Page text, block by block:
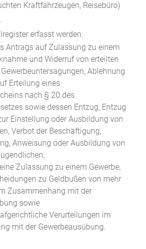
Kraftfahrzeugen, Reisebüro)
erfasst werden:
Antrags auf Zulassung zu einem
und Widerruf von erteilten
Ablehnung
Erteilung eines
nach § 20 des
sowie dessen Entzug, Entzug
Einstellung oder Ausbildung von
Verbot der Beschäftigung,
Anweisung oder Ausbildung von
Zulassung zu einem Gewerbe,
zu Geldbußen von mehr
Zusammenhang mit der
sowie
Verurteilungen im
mit der Gewerbeausübung.